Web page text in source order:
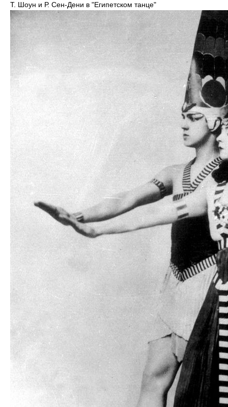
Т. Шоун и Р. Сен-Дени в "Египетском танце"